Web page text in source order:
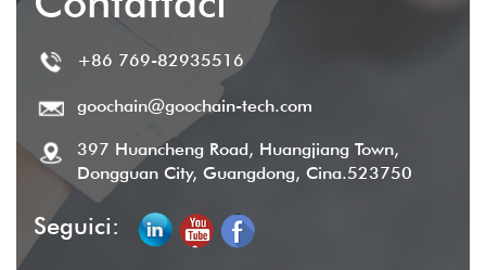
+86 769-82935516
goochain@goochain-tech.com
397 Huancheng Road, Huangjiang Town,
Dongguan City, Guangdong, Cina.523750
Seguici: